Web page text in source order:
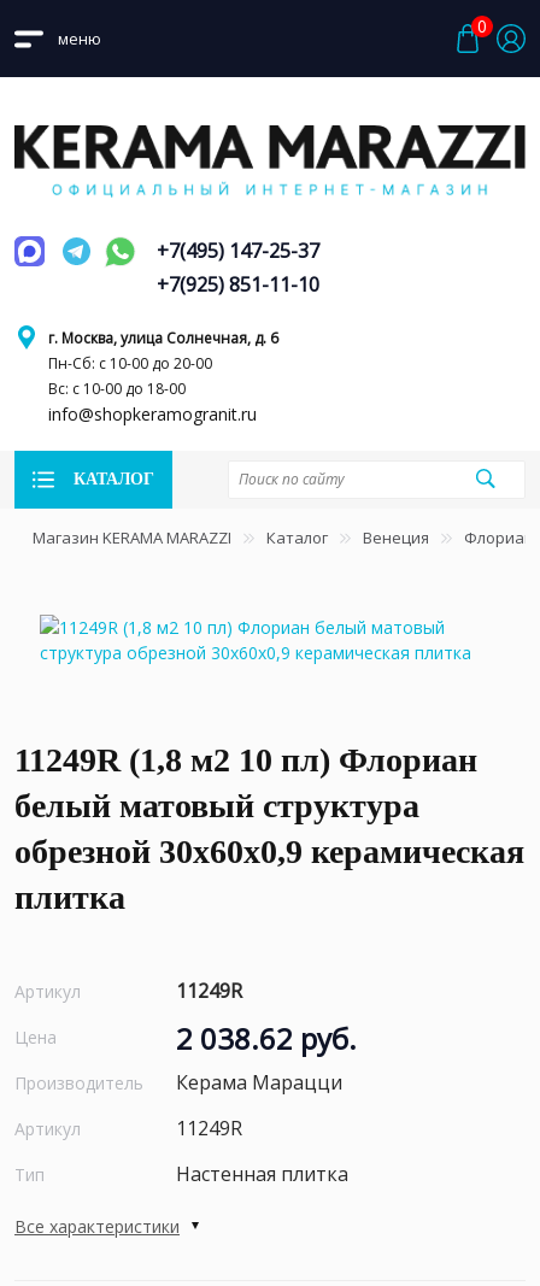
меню
0
г. Москва, улица Солнечная, д. 6
Пн-Сб: с 10-00 до 20-00
Вс: с 10-00 до 18-00
info@shopkeramogranit.ru
+7(495) 147-25-37
+7(925) 851-11-10
КАТАЛОГ
Магазин KERAMA MARAZZI Каталог Венеция Флориан
11249R (1,8 м2 10 пл) Флориан
белый матовый структура
обрезной 30x60x0,9 керамическая
плитка
Артикул 11249R
Цена 2 038.62 руб.
Производитель Керама Марацци
Артикул 11249R
Тип Настенная плитка
Все характеристики